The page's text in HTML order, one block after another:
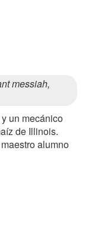
messiah,
un mecánico
de Illinois.
alumno